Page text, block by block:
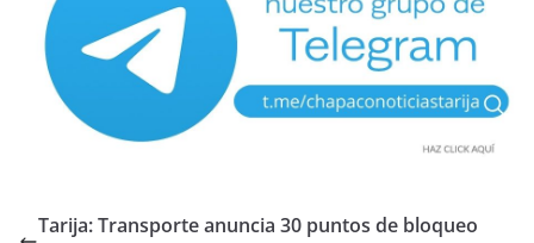
Tarija: Transporte anuncia 30 puntos de bloqueo